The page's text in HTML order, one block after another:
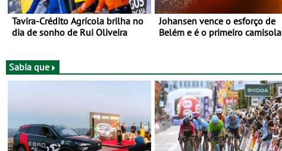
Tavira-Crédito Agrícola brilha no
dia de sonho de Rui Oliveira
Johansen vence o esforço de
Belém e é o primeiro camisola
Sabia que